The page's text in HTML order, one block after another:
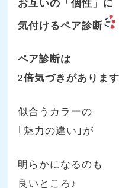
お互いの「個性」に
気付けるペア診断
ペア診断は
2倍気づきがありま
似合うカラーの
｢魅力の違い｣が
明らかになるのも
良いところ♪